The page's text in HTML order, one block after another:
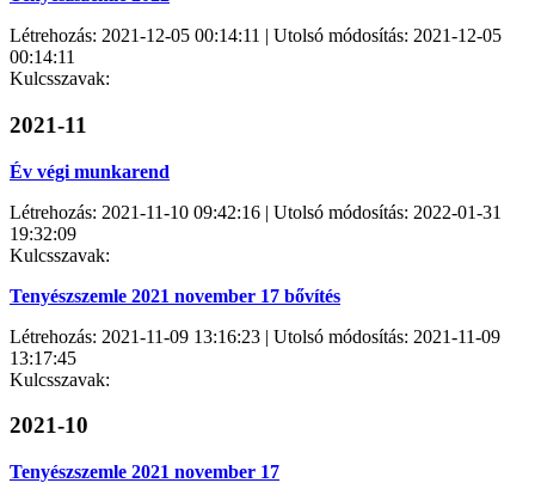
Létrehozás: 2021-12-05 00:14:11 | Utolsó módosítás: 2021-12-05
00:14:11
Kulcsszavak:
2021-11
Év végi munkarend
Létrehozás: 2021-11-10 09:42:16 | Utolsó módosítás: 2022-01-31
19:32:09
Kulcsszavak:
Tenyészszemle 2021 november 17 bővítés
Létrehozás: 2021-11-09 13:16:23 | Utolsó módosítás: 2021-11-09
13:17:45
Kulcsszavak:
2021-10
Tenyészszemle 2021 november 17